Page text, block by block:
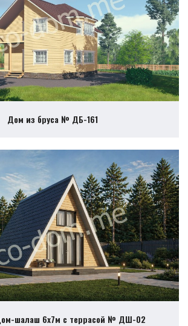
Дом из бруса № ДБ-161
шалаш 6х7м с террасой № ДШ-02